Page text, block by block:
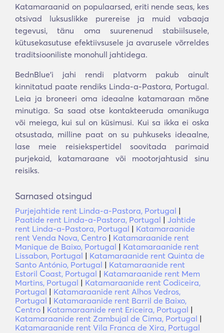
Katamaraanid on populaarsed, eriti nende seas, kes
otsivad luksuslikke purereise ja muid vabaaja
tegevusi, tänu oma suurenenud stabiilsusele,
kütusekasutuse efektiivsusele ja avarusele võrreldes
traditsiooniliste monohull jahtidega.
BednBlue’i jahi rendi platvorm pakub ainult
kinnitatud paate rendiks Linda-a-Pastora, Portugal.
Leia ja broneeri oma ideaalne katamaraan mõne
minutiga. Sa saad otse kontakteeruda omanikuga
või meiega, kui sul on küsimusi. Kui sa ikka ei oska
otsustada, milline paat on su puhkuseks ideaalne,
lase meie reisiekspertidel soovitada parimaid
purjekaid, katamaraane või mootorjahtusid sinu
reisiks.
Sarnased otsingud
Purjejahtide rent Linda-a-Pastora, Portugal |
Paatide rent Linda-a-Pastora, Portugal | Jahtide
rent Linda-a-Pastora, Portugal | Katamaraanide
rent Venda Nova, Centro | Katamaraanide rent
Manique de Baixo, Portugal | Katamaraanide rent
Lissabon, Portugal | Katamaraanide rent Quinta de
Santo António, Portugal | Katamaraanide rent
Estoril Coast, Portugal | Katamaraanide rent Mem
Martins, Portugal | Katamaraanide rent Codiceira,
Portugal | Katamaraanide rent Alhos Vedros,
Portugal | Katamaraanide rent Barril de Baixo,
Centro | Katamaraanide rent Ericeira, Portugal |
Katamaraanide rent Zambujal de Cima, Portugal |
Katamaraanide rent Vila Franca de Xira, Portugal